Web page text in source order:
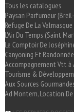
Tous les catalogues
Paysan Parfumeur
Refuge De La
L'Air Du Temps (Saint
Le Comptoir De
Canyoning Et
Accompagnement Vtt à
Tourisme &
Aux Sources
Ad Montem, Location